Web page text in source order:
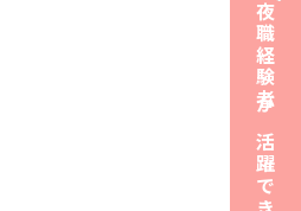
夜職経験者が活躍できる求人